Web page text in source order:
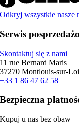
Odkryj wszystkie nasze
Serwis
Skontaktuj się z nami
11 rue Bernard Maris
37270 Montlouis-sur-
+33 1 86 47 62 58
Bezpieczna
Kupuj u nas bez obaw